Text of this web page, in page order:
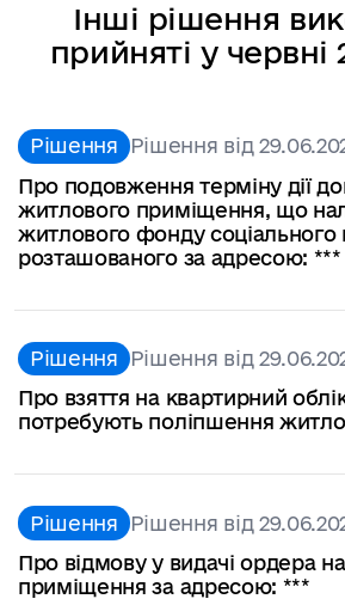
Інші рішення
прийняті у червні
Рішення Рішення від
Про подовження терміну дії
житлового приміщення, що
житлового фонду соціального
розташованого за адресою: ***
Рішення Рішення від
Про взяття на квартирний облік
потребують поліпшення
Рішення Рішення від
Про відмову у видачі ордера
приміщення за адресою: ***